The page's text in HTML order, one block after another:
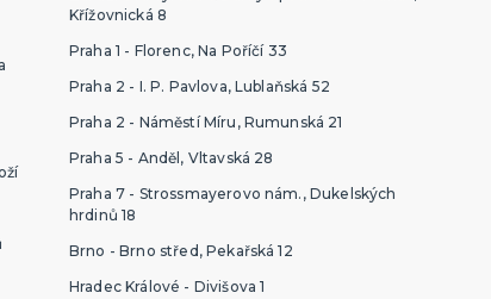
Křížovnická 8
Praha 1 - Florenc, Na Poříčí 33
Praha 2 - I. P. Pavlova, Lublaňská 52
Praha 2 - Náměstí Míru, Rumunská 21
Praha 5 - Anděl, Vltavská 28
Praha 7 - Strossmayerovo nám., Dukelských
hrdinů 18
Brno - Brno střed, Pekařská 12
Hradec Králové - Divišova 1